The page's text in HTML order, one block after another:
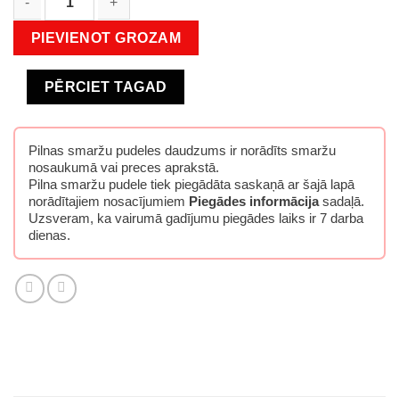
Montale Dallachaï EDP 100 ml daudzums
PIEVIENOT GROZAM
PĒRCIET TAGAD
Pilnas smaržu pudeles daudzums ir norādīts smaržu
nosaukumā vai preces aprakstā.
Pilna smaržu pudele tiek piegādāta saskaņā ar šajā lapā
norādītajiem nosacījumiem Piegādes informācijasadaļā.
Uzsveram, ka vairumā gadījumu piegādes laiks ir 7 darba
dienas.